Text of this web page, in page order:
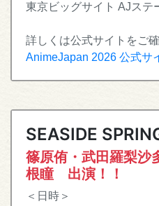
東京ビッグサイト AJステ
詳しくは公式サイトをご
AnimeJapan 2026 公式サ
SEASIDE
篠原侑・武田羅梨沙
根瞳 出演！！
＜日時＞